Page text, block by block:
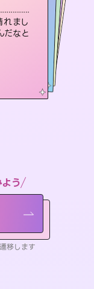
まし
だなと
所や濁
分の気
）
鑑定して
なりまし
、本心など
り。対策が
40代）
しかもこち
えていらっ
代女性）
イス通りに行
した。ありが
女性）
う
移します